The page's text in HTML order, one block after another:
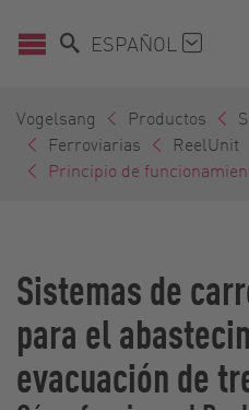
ESPAÑOL
Vogelsang Productos
Ferroviarias
ReelUnit
Principio de
Sistemas de
para el
evacuación de